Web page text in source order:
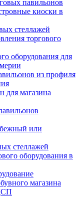
павильонов
киоски в
стеллажей
торгового
оборудования для
из профиля
для магазина
или
стеллажей
оборудования в
магазина